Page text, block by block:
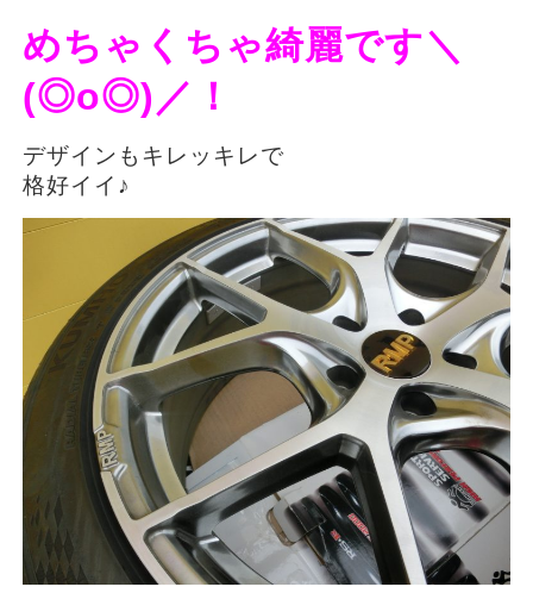
めちゃくちゃ綺麗です＼
(◎o◎)／！
デザインもキレッキレで
格好イイ♪